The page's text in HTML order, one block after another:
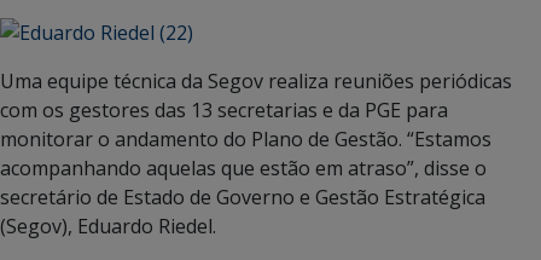
Uma equipe técnica da Segov realiza reuniões periódicas
com os gestores das 13 secretarias e da PGE para
monitorar o andamento do Plano de Gestão. “Estamos
acompanhando aquelas que estão em atraso”, disse o
secretário de Estado de Governo e Gestão Estratégica
(Segov), Eduardo Riedel.